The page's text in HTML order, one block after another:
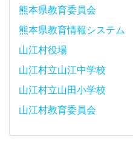
熊本県教育委員会
熊本県教育情報システム
山江村役場
山江村立山江中学校
山江村立山田小学校
山江村教育委員会